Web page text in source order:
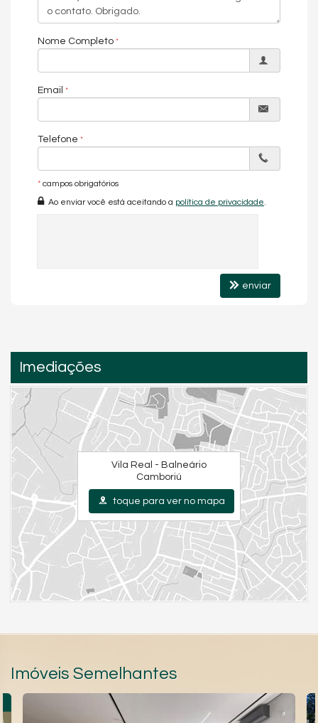
Nome Completo
Email
Telefone
* campos obrigatórios
Ao enviar você está aceitando a política de privacidade.
enviar
Imediações
Vila Real - Balneário
Camboriú
toque para ver no mapa
Imóveis Semelhantes